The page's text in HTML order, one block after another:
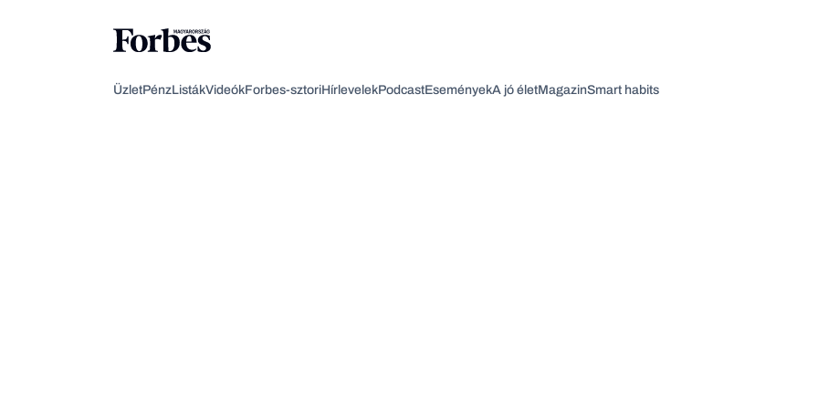
ÜzletPénzListákVideókForbes-sztoriHírlevelekPodcastEseményekA jó életMagazinSmart habits